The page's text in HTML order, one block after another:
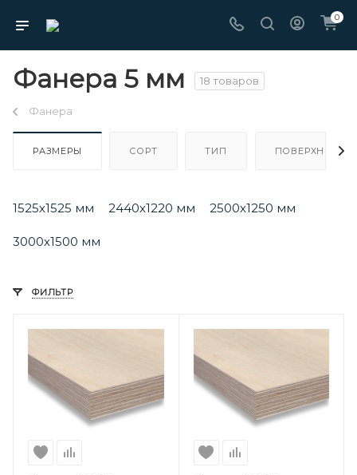
0
Фанера 5 мм 18 товаров
Фанера
РАЗМЕРЫ СОРТ ТИП ПОВЕРХНОСТЬ
1525х1525 мм 2440х1220 мм 2500х1250 мм
3000х1500 мм
ФИЛЬТР